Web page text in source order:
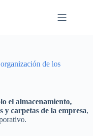
de los
el almacenamiento,
y carpetas de la empresa,